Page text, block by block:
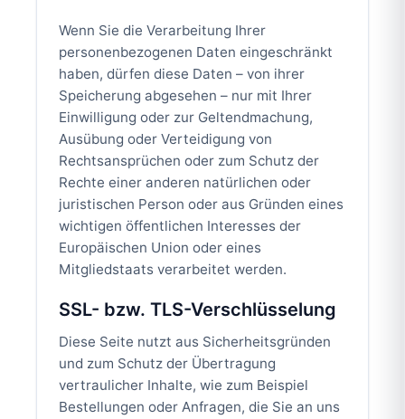
Wenn Sie die Verarbeitung Ihrer
personenbezogenen Daten eingeschränkt
haben, dürfen diese Daten – von ihrer
Speicherung abgesehen – nur mit Ihrer
Einwilligung oder zur Geltendmachung,
Ausübung oder Verteidigung von
Rechtsansprüchen oder zum Schutz der
Rechte einer anderen natürlichen oder
juristischen Person oder aus Gründen eines
wichtigen öffentlichen Interesses der
Europäischen Union oder eines
Mitgliedstaats verarbeitet werden.
SSL- bzw. TLS-Verschlüsselung
Diese Seite nutzt aus Sicherheitsgründen
und zum Schutz der Übertragung
vertraulicher Inhalte, wie zum Beispiel
Bestellungen oder Anfragen, die Sie an uns